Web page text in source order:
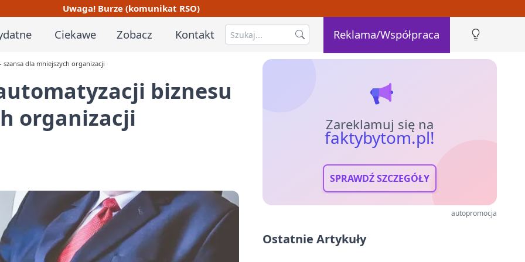
Uwaga! Burze (komunikat RSO)
Ciekawe Zobacz Kontakt Reklama/Współpraca
dla mniejszych organizacji
biznesu
organizacji
Zareklamuj się na
faktybytom.pl!
SPRAWDŹ SZCZEGÓŁY
autopromocja
Ostatnie Artykuły